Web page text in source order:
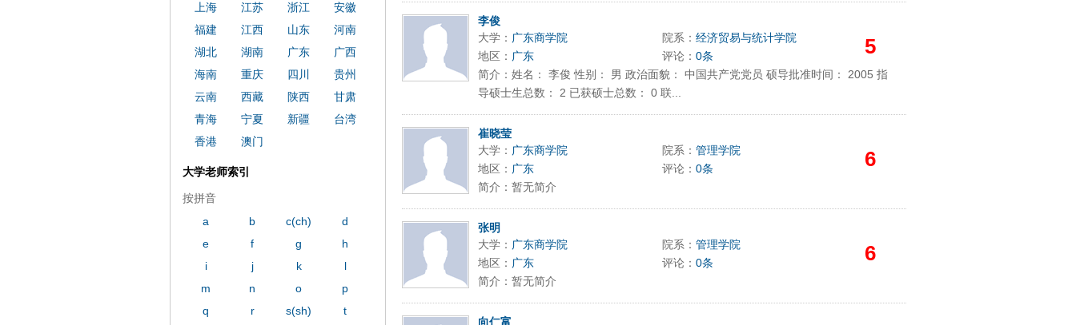
李俊
大学： 广东商学院 院系： 经济贸易与统计学院 5
地区： 广东 评论： 0条
简介：姓名： 李俊 性别： 男 政治面貌： 中国共产党党员 硕导批准时间： 2005 指
导硕士生总数： 2 已获硕士总数： 0 联...
崔晓莹
大学： 广东商学院 院系： 管理学院 6
地区： 广东 评论： 0条
简介：暂无简介
张明
大学： 广东商学院 院系： 管理学院 6
地区： 广东 评论： 0条
简介：暂无简介
向仁富
上海
江苏 浙江
安徽
福建
江西 山东
河南
湖北
湖南 广东
广西
海南
重庆 四川
贵州
云南
西藏 陕西
甘肃
青海
宁夏 新疆
台湾
香港
澳门
大学老师索引
按拼音
a
b c(ch)
d
e
f g
h
i
j k
l
m
n o
p
q
r s(sh)
t